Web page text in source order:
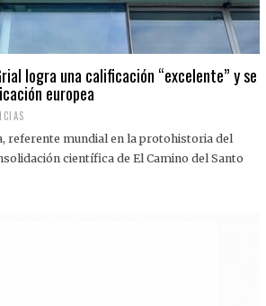
logra una calificación “excelente” y se
europea
referente mundial en la protohistoria del
científica de El Camino del Santo